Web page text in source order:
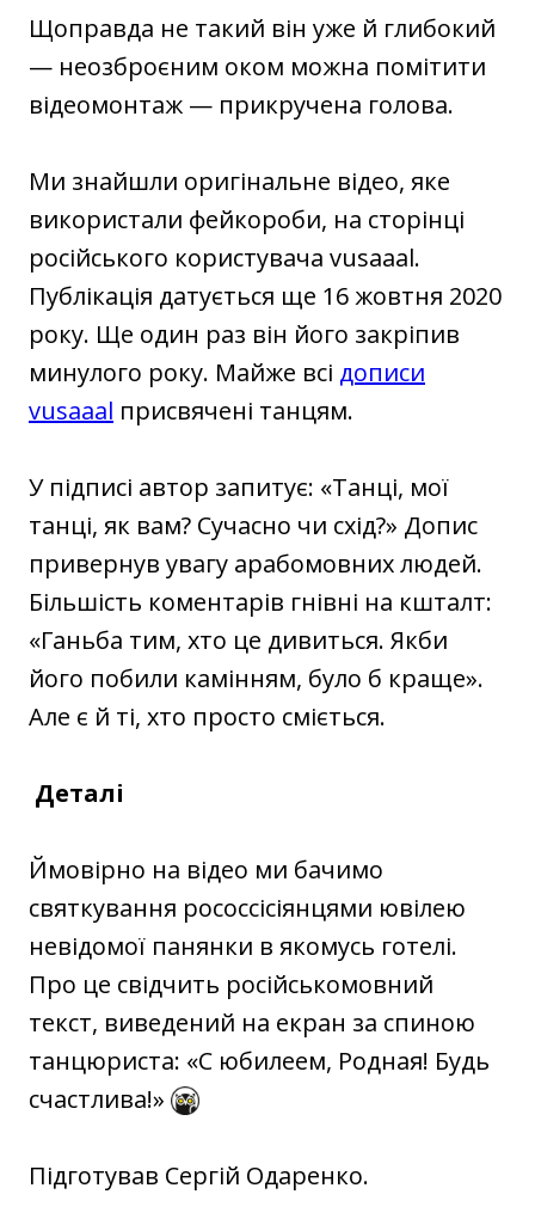
Щоправда не такий він уже й глибокий
— неозброєним оком можна помітити
відеомонтаж — прикручена голова.
Ми знайшли оригінальне відео, яке
використали фейкороби, на сторінці
російського користувача vusaaal.
Публікація датується ще 16 жовтня 2020
року. Ще один раз він його закріпив
минулого року. Майже всі дописи
vusaaal присвячені танцям.
У підписі автор запитує: «Танці, мої
танці, як вам? Сучасно чи схід?» Допис
привернув увагу арабомовних людей.
Більшість коментарів гнівні на кшталт:
«Ганьба тим, хто це дивиться. Якби
його побили камінням, було б краще».
Але є й ті, хто просто сміється.
Деталі
Ймовірно на відео ми бачимо
святкування рососсісіянцями ювілею
невідомої панянки в якомусь готелі.
Про це свідчить російськомовний
текст, виведений на екран за спиною
танцюриста: «С юбилеем, Родная! Будь
счастлива!»
Підготував Сергій Одаренко.